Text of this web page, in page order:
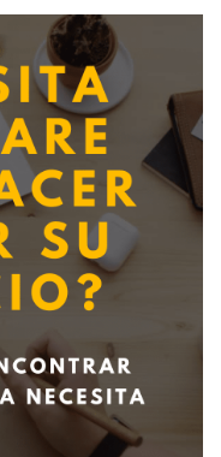
de otros Productos /
aceptas nuestra
datos personales.